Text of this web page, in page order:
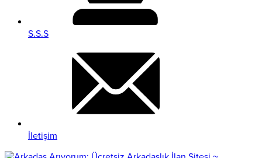
S.S.S
İletişim